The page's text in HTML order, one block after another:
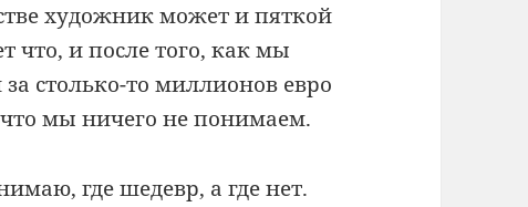
художник может и пяткой
что, и после того, как мы
столько-то миллионов евро
мы ничего не понимаем.
где шедевр, а где нет.